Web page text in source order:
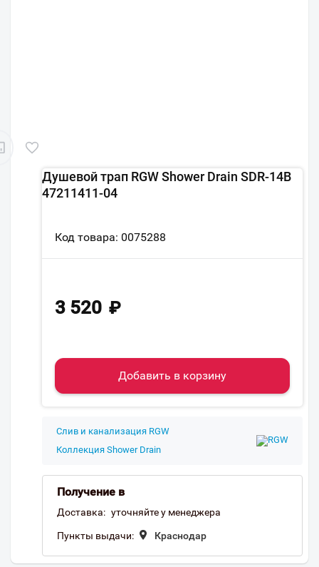
Душевой трап RGW Shower Drain SDR-14B
47211411-04
Код товара: 0075288
3 520 ₽
Добавить в корзину
Слив и канализация RGW
Коллекция Shower Drain
Получение в
Доставка: уточняйте у менеджера
Пункты выдачи: Краснодар